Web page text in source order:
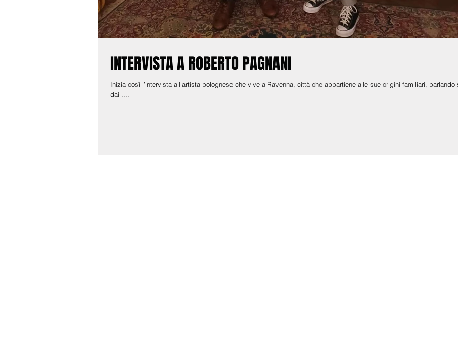
INTERVISTA A ROBERTO PAGNANI
Inizia così l’intervista all'artista bolognese che vive a Ravenna, città che appartiene alle sue origini familiari, parlando sin
dai ....